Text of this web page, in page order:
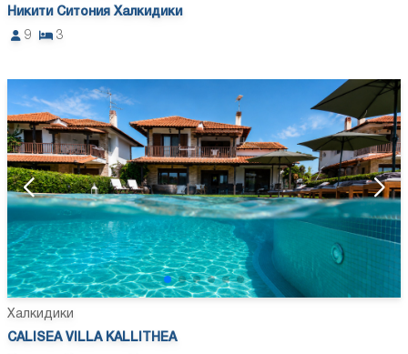
Никити Ситония Халкидики
9
3
Халкидики
CALISEA VILLA KALLITHEA